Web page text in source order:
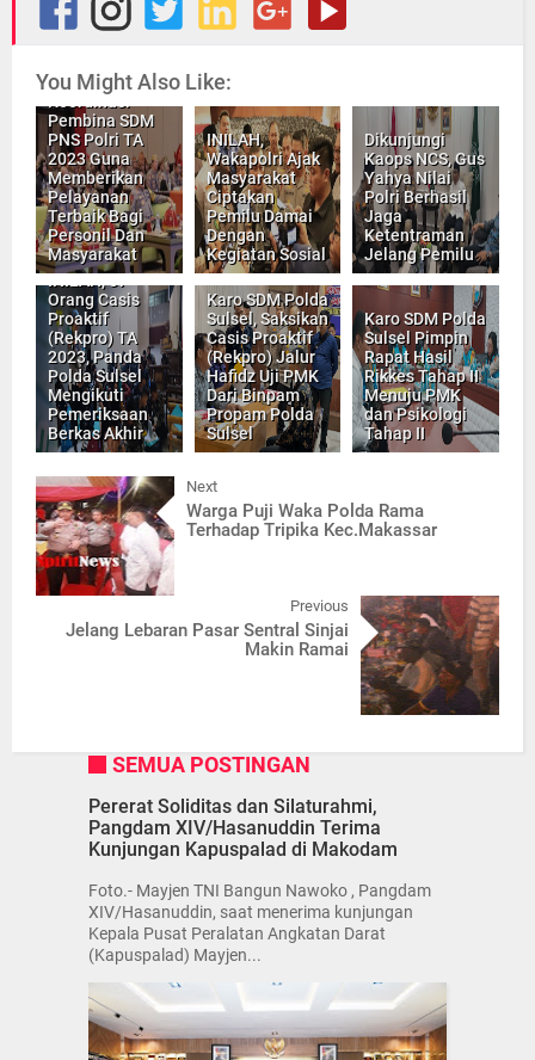
You Might Also Like:
SDM Polda
Rapat
Koordinasi
Pembina SDM
PNS Polri TA
2023 Guna
Memberikan
Pelayanan
Terbaik Bagi
Personil Dan
Masyarakat
INILAH,
Wakapolri Ajak
Masyarakat
Ciptakan
Pemilu Damai
Dengan
Kegiatan Sosial
Dikunjungi
Kaops NCS, Gus
Yahya Nilai
Polri Berhasil
Jaga
Ketentraman
Jelang Pemilu
INILAH, 37
Orang Casis
Proaktif
(Rekpro) TA
2023, Panda
Polda Sulsel
Mengikuti
Pemeriksaan
Berkas Akhir
Karo SDM Polda
Sulsel, Saksikan
Casis Proaktif
(Rekpro) Jalur
Hafidz Uji PMK
Dari Binpam
Propam Polda
Sulsel
Karo SDM Polda
Sulsel Pimpin
Rapat Hasil
Rikkes Tahap II
Menuju PMK
dan Psikologi
Tahap II
Next
Warga Puji Waka Polda Rama
Terhadap Tripika Kec.Makassar
Previous
Jelang Lebaran Pasar Sentral Sinjai
Makin Ramai
SEMUA POSTINGAN
Pererat Soliditas dan Silaturahmi,
Pangdam XIV/Hasanuddin Terima
Kunjungan Kapuspalad di Makodam
Foto.- Mayjen TNI Bangun Nawoko , Pangdam
XIV/Hasanuddin, saat menerima kunjungan
Kepala Pusat Peralatan Angkatan Darat
(Kapuspalad) Mayjen...